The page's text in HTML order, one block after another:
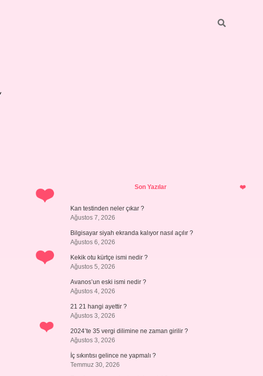
SidebarSon Yazılar
Kan testinden neler çıkar ?
Ağustos 7, 2026
Bilgisayar siyah ekranda kalıyor nasıl açılır ?
Ağustos 6, 2026
Kekik otu kürtçe ismi nedir ?
Ağustos 5, 2026
Avanos’un eski ismi nedir ?
Ağustos 4, 2026
21 21 hangi ayettir ?
Ağustos 3, 2026
2024’te 35 vergi dilimine ne zaman girilir ?
Ağustos 3, 2026
İç sıkıntısı gelince ne yapmalı ?
Temmuz 30, 2026